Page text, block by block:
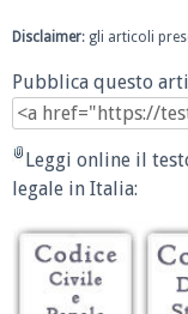
Disclaimer: gli articoli
Pubblica questo
Leggi online il
legale in Italia: